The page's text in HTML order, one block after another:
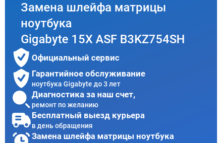
Замена шлейфа матрицы
ноутбука
Gigabyte 15X ASF B3KZ754SH
Официальный сервис
Гарантийное обслуживание
ноутбука Gigabyte до 3 лет
Диагностика за наш счет,
ремонт по желанию
Бесплатный выезд курьера
в день обращения
Замена шлейфа матрицы ноутбука